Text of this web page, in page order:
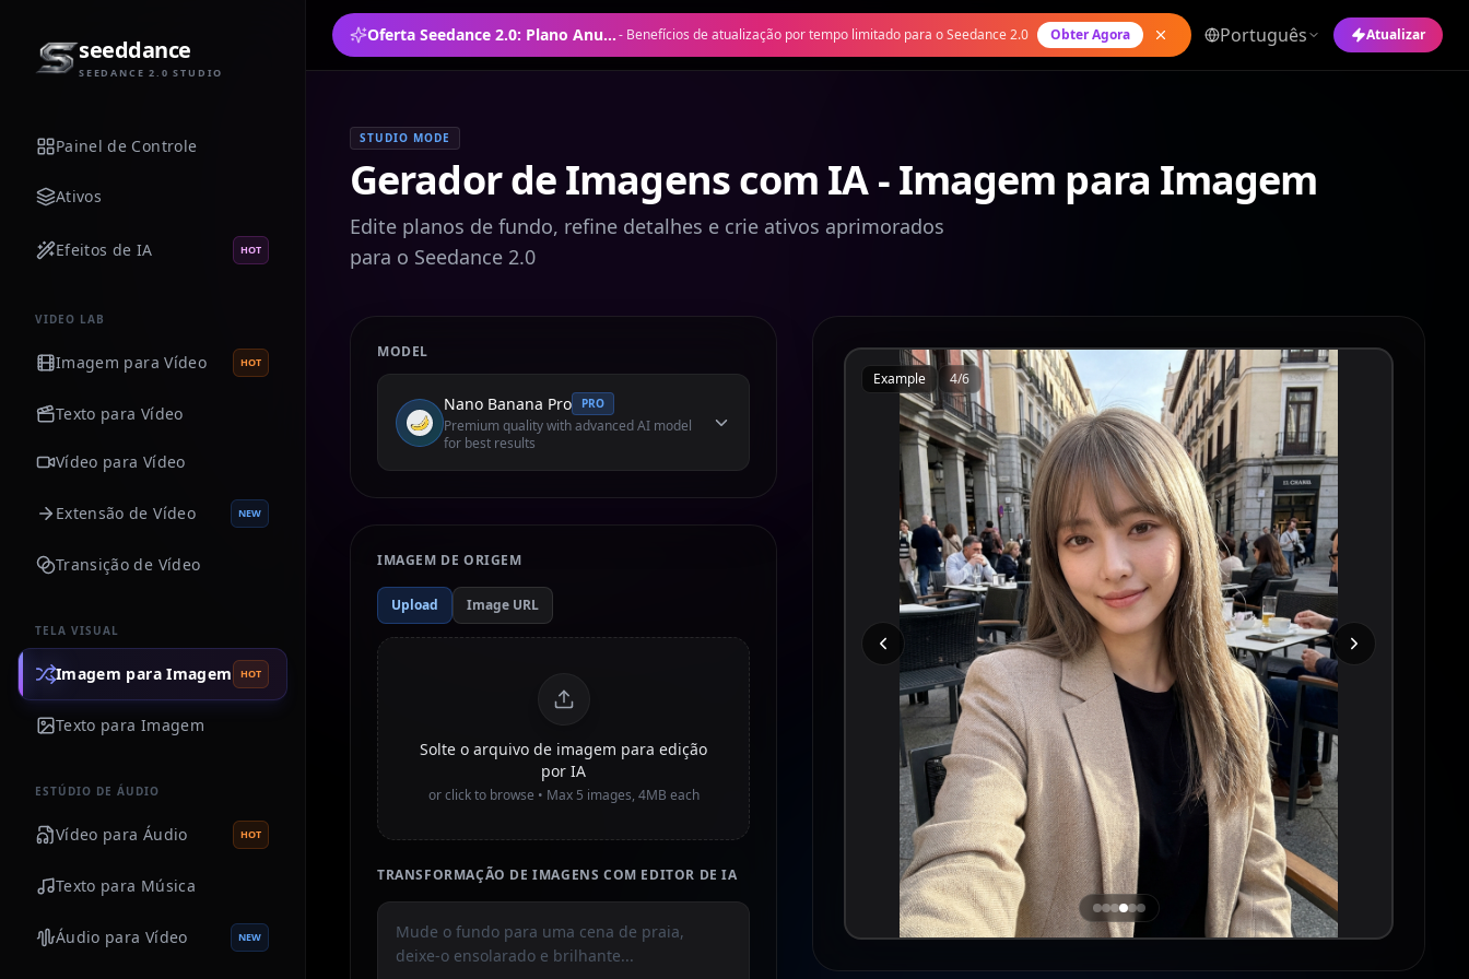
Oferta Seedance 2.0: Plano Anual com 50% de Desconto- Benefícios de atualização por tempo limitado para o Seedance 2.0 Obter Agora Português Atualizar
seeddance
SEEDANCE 2.0 STUDIO
Painel de Controle
Ativos
Efeitos de IA HOT
VIDEO LAB
Imagem para Vídeo HOT
Texto para Vídeo
Vídeo para Vídeo
Extensão de Vídeo NEW
Transição de Vídeo
TELA VISUAL
Imagem para Imagem HOT
Texto para Imagem
ESTÚDIO DE ÁUDIO
Vídeo para Áudio HOT
Texto para Música
Áudio para Vídeo NEW
STUDIO MODE
Gerador de Imagens com IA - Imagem para Imagem
Edite planos de fundo, refine detalhes e crie ativos aprimorados
para o Seedance 2.0
MODEL
Nano Banana Pro PRO
Premium quality with advanced AI model
for best results
IMAGEM DE ORIGEM
Upload Image URL
Solte o arquivo de imagem para edição
por IA
or click to browse • Max 5 images, 4MB each
TRANSFORMAÇÃO DE IMAGENS COM EDITOR DE IA
Example 4/6